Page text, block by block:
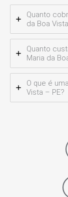
Quanto
da Boa
Quanto
Maria da
O que é
Vista – PE?